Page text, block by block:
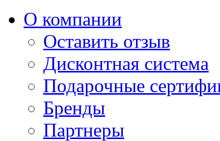
О компании
Оставить отзыв
Дисконтная система
Подарочные
Бренды
Партнеры